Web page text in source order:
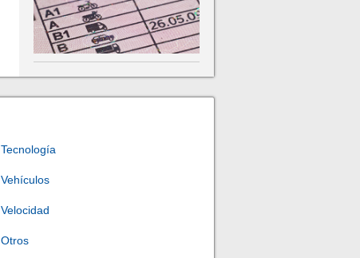
Tecnología
Vehículos
Velocidad
Otros